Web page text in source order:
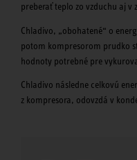
preberať teplo zo vzduchu aj v
Chladivo, „obohatené“ o
potom kompresorom prudko
hodnoty potrebné pre
Chladivo následne celkovú
z kompresora, odovzdá v